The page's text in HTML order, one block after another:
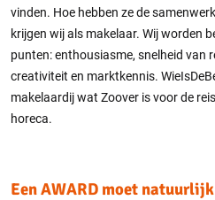
vinden. Hoe hebben ze de
krijgen wij als makelaar. Wij worden
punten: enthousiasme, snelheid van
creativiteit en marktkennis.
makelaardij wat Zoover is voor de
horeca.
EenAWARD moet